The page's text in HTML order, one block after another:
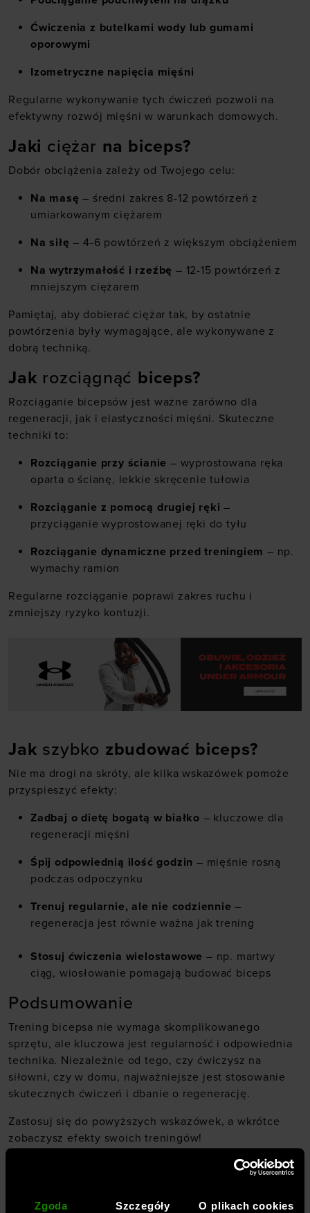
Zgoda Szczegóły O plikach cookies
Ćwiczenia z butelkami wody lub gumami
oporowymi
Izometryczne napięcia mięśni
Regularne wykonywanie tych ćwiczeń pozwoli na
efektywny rozwój mięśni w warunkach domowych.
Jaki ciężar na biceps?
Dobór obciążenia zależy od Twojego celu:
Na masę – średni zakres 8-12 powtórzeń z
umiarkowanym ciężarem
Na siłę – 4-6 powtórzeń z większym obciążeniem
Na wytrzymałość i rzeźbę – 12-15 powtórzeń z
mniejszym ciężarem
Pamiętaj, aby dobierać ciężar tak, by ostatnie
powtórzenia były wymagające, ale wykonywane z
dobrą techniką.
Jak rozciągnąć biceps?
Rozciąganie bicepsów jest ważne zarówno dla
regeneracji, jak i elastyczności mięśni. Skuteczne
techniki to:
Rozciąganie przy ścianie – wyprostowana ręka
oparta o ścianę, lekkie skręcenie tułowia
Rozciąganie z pomocą drugiej ręki –
przyciąganie wyprostowanej ręki do tyłu
Rozciąganie dynamiczne przed treningiem – np.
wymachy ramion
Regularne rozciąganie poprawi zakres ruchu i
zmniejszy ryzyko kontuzji.
Jak szybko zbudować biceps?
Nie ma drogi na skróty, ale kilka wskazówek pomoże
przyspieszyć efekty:
Zadbaj o dietę bogatą w białko – kluczowe dla
regeneracji mięśni
Śpij odpowiednią ilość godzin – mięśnie rosną
podczas odpoczynku
Trenuj regularnie, ale nie codziennie –
regeneracja jest równie ważna jak trening
Stosuj ćwiczenia wielostawowe – np. martwy
ciąg, wiosłowanie pomagają budować biceps
Podsumowanie
Trening bicepsa nie wymaga skomplikowanego
sprzętu, ale kluczowa jest regularność i odpowiednia
technika. Niezależnie od tego, czy ćwiczysz na
siłowni, czy w domu, najważniejsze jest stosowanie
skutecznych ćwiczeń i dbanie o regenerację.
Zastosuj się do powyższych wskazówek, a wkrótce
zobaczysz efekty swoich treningów!